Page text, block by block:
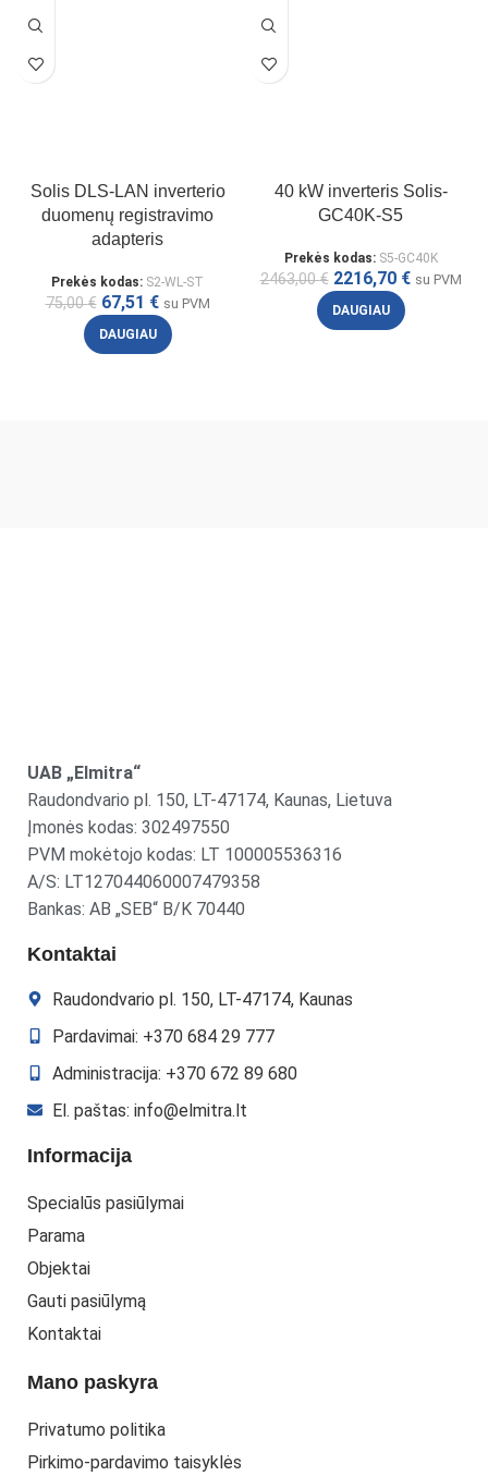
Solis DLS-LAN inverterio
duomenų registravimo
adapteris
Prekės kodas: S2-WL-ST
75,00€ 67,51 € su PVM
DAUGIAU
40 kW inverteris Solis-
GC40K-S5
Prekės kodas: S5-GC40K
2463,00€ 2216,70 € su PVM
DAUGIAU
UAB „Elmitra“
Raudondvario pl. 150, LT-47174, Kaunas, Lietuva
Įmonės kodas: 302497550
PVM mokėtojo kodas: LT 100005536316
A/S: LT127044060007479358
Bankas: AB „SEB“ B/K 70440
Kontaktai
Raudondvario pl. 150, LT-47174, Kaunas
Pardavimai: +370 684 29 777
Administracija: +370 672 89 680
El. paštas: info@elmitra.lt
Informacija
Specialūs pasiūlymai
Parama
Objektai
Gauti pasiūlymą
Kontaktai
Mano paskyra
Privatumo politika
Pirkimo-pardavimo taisyklės